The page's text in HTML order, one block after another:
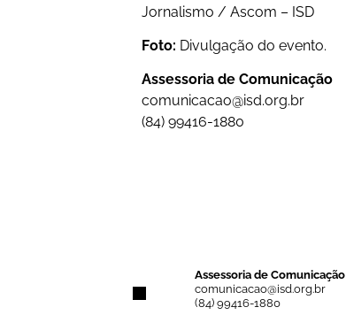
Jornalismo / Ascom – ISD
Foto: Divulgação do evento.
Assessoria de Comunicação
comunicacao@isd.org.br
(84) 99416-1880
Assessoria de Comunicação
comunicacao@isd.org.br
(84) 99416-1880